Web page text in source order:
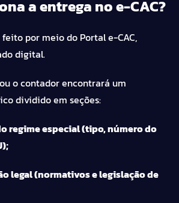
a entrega no e-CAC?
feito por meio do Portal e-CAC,
digital.
o contador encontrará um
dividido em seções:
regime especial (tipo, número do
legal (normativos e legislação de